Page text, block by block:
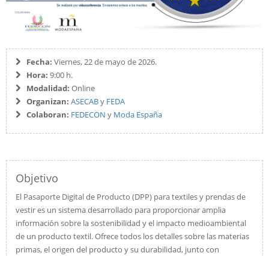
Fecha: Viernes, 22 de mayo de 2026.
Hora: 9:00 h.
Modalidad: Online
Organizan: ASECABy FEDA
Colaboran: FEDECON y Moda España
Objetivo
El Pasaporte Digital de Producto (DPP) para textiles y prendas de
vestir es un sistema desarrollado para proporcionar amplia
información sobre la sostenibilidad y el impacto medioambiental
de un producto textil. Ofrece todos los detalles sobre las materias
primas, el origen del producto y su durabilidad, junto con